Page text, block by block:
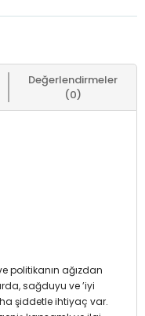
Değerlendirmeler
(0)
politikanın ağızdan
sağduyu ve ’iyi
şiddetle ihtiyaç var.